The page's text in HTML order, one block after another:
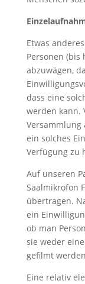
Etwas
Personen
abzuwägen,
dass eine
werden kann.
Versammlung
ein solches
Verfügung zu
Auf unseren
Saalmikrofon
übertragen.
ein
ob man
sie weder
gefilmt
Eine relativ